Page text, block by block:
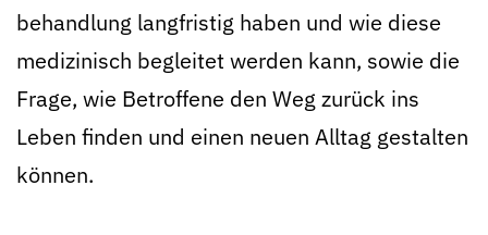
behandlung langfristig haben und wie diese
medizinisch begleitet werden kann, sowie die
Frage, wie Betroffene den Weg zurück ins
Leben finden und einen neuen Alltag gestalten
können.